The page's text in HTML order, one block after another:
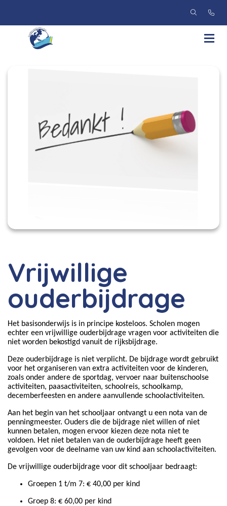
Vrijwillige
ouderbijdrage
Het basisonderwijs is in principe kosteloos. Scholen mogen
echter een vrijwillige ouderbijdrage vragen voor activiteiten die
niet worden bekostigd vanuit de rijksbijdrage.
Deze ouderbijdrage is niet verplicht. De bijdrage wordt gebruikt
voor het organiseren van extra activiteiten voor de kinderen,
zoals onder andere de sportdag, vervoer naar buitenschoolse
activiteiten, paasactiviteiten, schoolreis, schoolkamp,
decemberfeesten en andere aanvullende schoolactiviteiten.
Aan het begin van het schooljaar ontvangt u een nota van de
penningmeester. Ouders die de bijdrage niet willen of niet
kunnen betalen, mogen ervoor kiezen deze nota niet te
voldoen. Het niet betalen van de ouderbijdrage heeft geen
gevolgen voor de deelname van uw kind aan schoolactiviteiten.
De vrijwillige ouderbijdrage voor dit schooljaar bedraagt:
Groepen 1 t/m 7: € 40,00 per kind
Groep 8: € 60,00 per kind